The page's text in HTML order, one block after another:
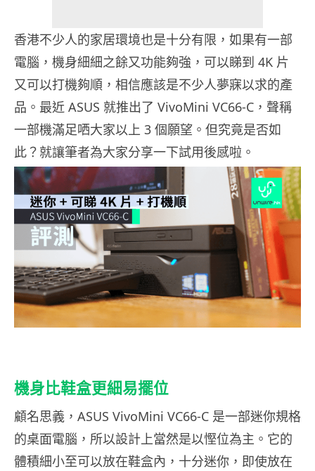
香港不少人的家居環境也是十分有限，如果有一部
電腦，機身細細之餘又功能夠強，可以睇到 4K 片
又可以打機夠順，相信應該是不少人夢寐以求的產
品。最近 ASUS 就推出了 VivoMini VC66-C，聲稱
一部機滿足哂大家以上 3 個願望。但究竟是否如
此？就讓筆者為大家分享一下試用後感啦。
機身比鞋盒更細易擺位
顧名思義，ASUS VivoMini VC66-C 是一部迷你規格
的桌面電腦，所以設計上當然是以慳位為主。它的
體積細小至可以放在鞋盒內，十分迷你，即使放在